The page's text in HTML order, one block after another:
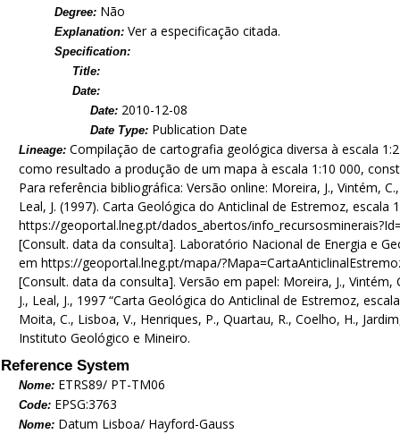
Degree: Não
Explanation:Ver a especificação citada.
Specification:
Title:
Date:
Date: 2010-12-08
Date Type: Publication Date
Lineage:Compilação de cartografia geológica diversa à escala
como resultado a produção de um mapa à escala 1:10 000,
Para referência bibliográfica: Versão online: Moreira, J., Vintém,
Leal, J. (1997). Carta Geológica do Anticlinal de Estremoz,
https://geoportal.lneg.pt/dados_abertos/
[Consult. data da consulta]. Laboratório Nacional de Energia e
em https://geoportal.lneg.pt/mapa/
[Consult. data da consulta]. Versão em papel: Moreira, J., Vintém,
J., Leal, J., 1997 “Carta Geológica do Anticlinal de Estremoz,
Moita, C., Lisboa, V., Henriques, P., Quartau, R., Coelho, H.,
Instituto Geológico e Mineiro.
Reference System
Nome: ETRS89/ PT-TM06
Code: EPSG:3763
Nome: Datum Lisboa/ Hayford-Gauss